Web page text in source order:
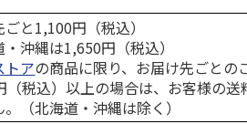
と1,100円（税込）
沖縄は1,650円（税込）
トアの商品に限り、お届け先ごとの
（税込）以上の場合は、お客様の送
（北海道・沖縄は除く）